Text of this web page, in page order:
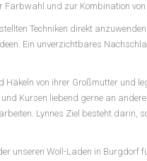
und zur Kombination
Techniken direkt
Ein unverzichtbares
Häkeln von ihrer Großmutter
Kursen liebend gerne an
Lynnes Ziel besteht darin,
unseren Woll-Laden in